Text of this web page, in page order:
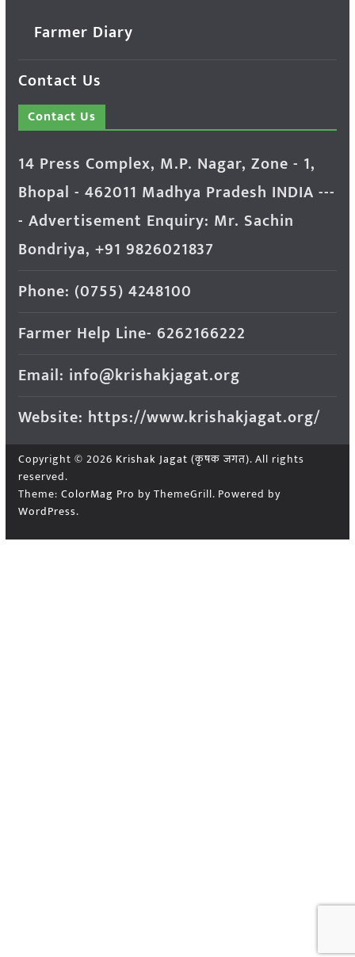
Farmer Diary
Contact Us
Contact Us
14 Press Complex, M.P. Nagar, Zone - 1,
Bhopal - 462011 Madhya Pradesh INDIA ---
- Advertisement Enquiry: Mr. Sachin
Bondriya, +91 9826021837
Phone: (0755) 4248100
Farmer Help Line- 6262166222
Email: info@krishakjagat.org
Website: https://www.krishakjagat.org/
Copyright © 2026 Krishak Jagat (कृषक जगत). All rights
reserved.
Theme: ColorMag Pro by ThemeGrill. Powered by
WordPress.